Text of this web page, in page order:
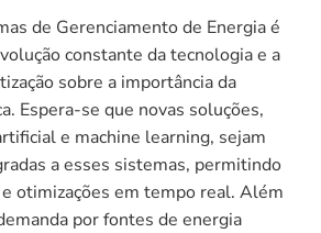
de Gerenciamento de Energia é
constante da tecnologia e a
sobre a importância da
Espera-se que novas soluções,
e machine learning, sejam
a esses sistemas, permitindo
otimizações em tempo real. Além
por fontes de energia